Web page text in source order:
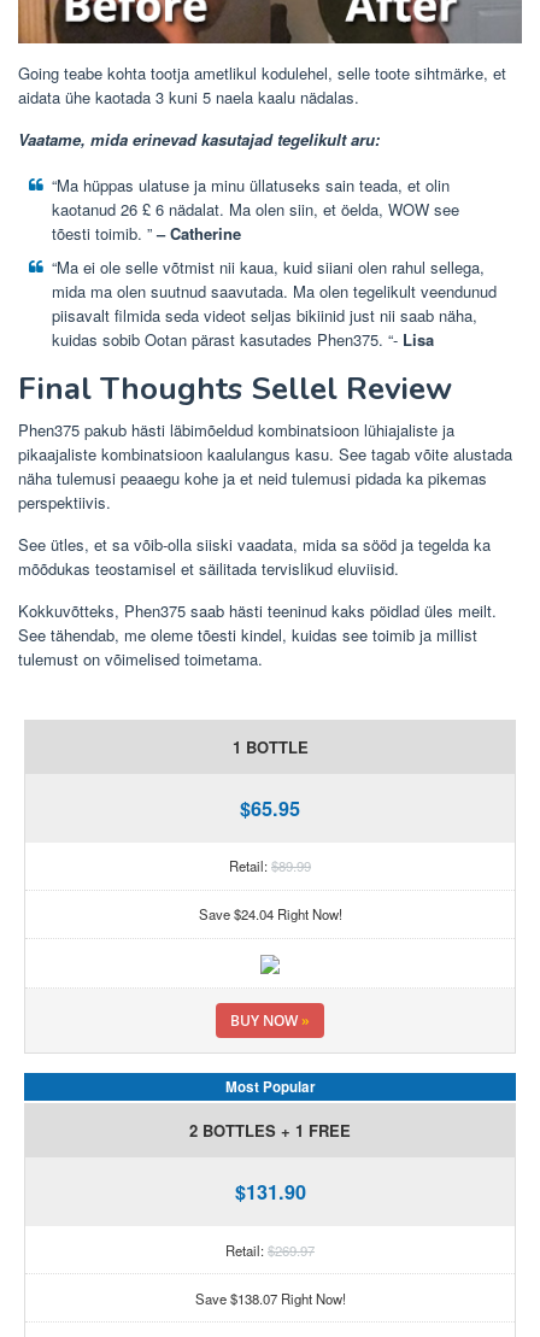
Going teabe kohta tootja ametlikul kodulehel, selle toote sihtmärke, et
aidata ühe kaotada 3 kuni 5 naela kaalu nädalas.
Vaatame, mida erinevad kasutajad tegelikult aru:
“Ma hüppas ulatuse ja minu üllatuseks sain teada, et olin
kaotanud 26 £ 6 nädalat. Ma olen siin, et öelda, WOW see
tõesti toimib. ”– Catherine
“Ma ei ole selle võtmist nii kaua, kuid siiani olen rahul sellega,
mida ma olen suutnud saavutada. Ma olen tegelikult veendunud
piisavalt filmida seda videot seljas bikiinid just nii saab näha,
kuidas sobib Ootan pärast kasutades Phen375. “- Lisa
Final Thoughts Sellel Review
Phen375 pakub hästi läbimõeldud kombinatsioon lühiajaliste ja
pikaajaliste kombinatsioon kaalulangus kasu. See tagab võite alustada
näha tulemusi peaaegu kohe ja et neid tulemusi pidada ka pikemas
perspektiivis.
See ütles, et sa võib-olla siiski vaadata, mida sa sööd ja tegelda ka
mõõdukas teostamisel et säilitada tervislikud eluviisid.
Kokkuvõtteks, Phen375 saab hästi teeninud kaks pöidlad üles meilt.
See tähendab, me oleme tõesti kindel, kuidas see toimib ja millist
tulemust on võimelised toimetama.
1 BOTTLE
$65.95
Retail:$89.99
Save $24.04 Right Now!
BUY NOW»
Most Popular
2 BOTTLES + 1 FREE
$131.90
Retail:$269.97
Save $138.07 Right Now!